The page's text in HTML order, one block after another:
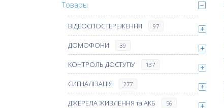
Товары
ВІДЕОСПОСТЕРЕЖЕННЯ 97
ДОМОФОНИ 39
КОНТРОЛЬ ДОСТУПУ 137
СИГНАЛІЗАЦІЯ 277
ДЖЕРЕЛА ЖИВЛЕННЯ та АКБ 56